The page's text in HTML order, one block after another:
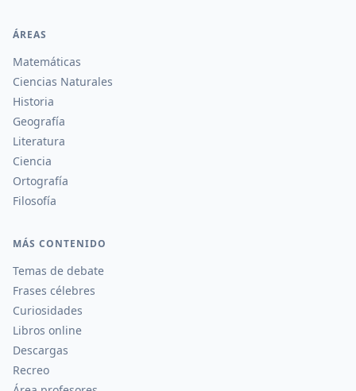
ÁREAS
Matemáticas
Ciencias Naturales
Historia
Geografía
Literatura
Ciencia
Ortografía
Filosofía
MÁS CONTENIDO
Temas de debate
Frases célebres
Curiosidades
Libros online
Descargas
Recreo